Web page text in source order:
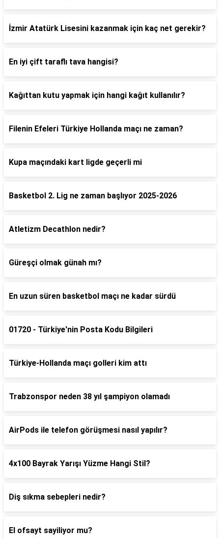
İzmir Atatürk Lisesini kazanmak için kaç net gerekir?
En iyi çift taraflı tava hangisi?
Kağıttan kutu yapmak için hangi kağıt kullanılır?
Filenin Efeleri Türkiye Hollanda maçı ne zaman?
Kupa maçındaki kart ligde geçerli mi
Basketbol 2. Lig ne zaman başlıyor 2025-2026
Atletizm Decathlon nedir?
Güreşçi olmak günah mı?
En uzun süren basketbol maçı ne kadar sürdü
01720 - Türkiye'nin Posta Kodu Bilgileri
Türkiye-Hollanda maçı golleri kim attı
Trabzonspor neden 38 yıl şampiyon olamadı
AirPods ile telefon görüşmesi nasıl yapılır?
4x100 Bayrak Yarışı Yüzme Hangi Stil?
Diş sıkma sebepleri nedir?
El ofsayt sayiliyor mu?